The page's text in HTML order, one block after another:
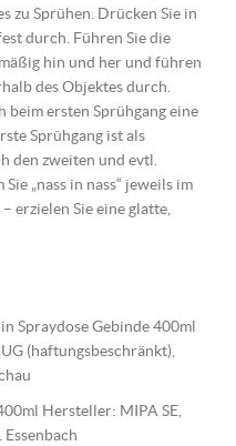
zu Sprühen. Drücken Sie in
durch. Führen Sie die
hin und her und führen
des Objektes durch.
beim ersten Sprühgang eine
Sprühgang ist als
den zweiten und evtl.
„nass in nass“ jeweils im
erzielen Sie eine glatte,
Spraydose Gebinde 400ml
(haftungsbeschränkt),
Hersteller: MIPA SE,